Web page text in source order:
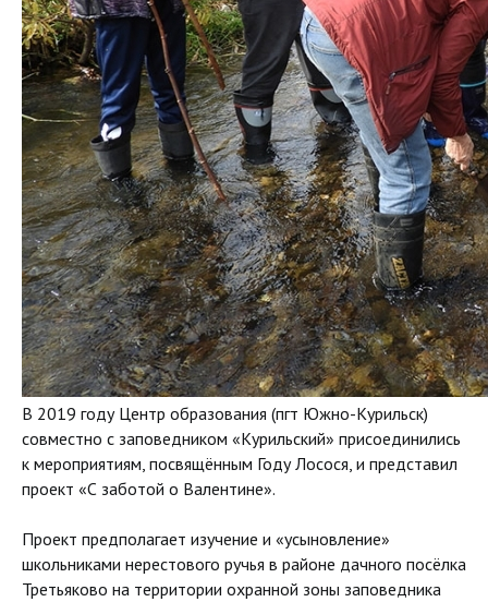
В 2019 году Центр образования (пгт Южно-Курильск)
совместно с заповедником «Курильский» присоединились
к мероприятиям, посвящённым Году Лосося, и представил
проект «С заботой о Валентине».
Проект предполагает изучение и «усыновление»
школьниками нерестового ручья в районе дачного посёлка
Третьяково на территории охранной зоны заповедника